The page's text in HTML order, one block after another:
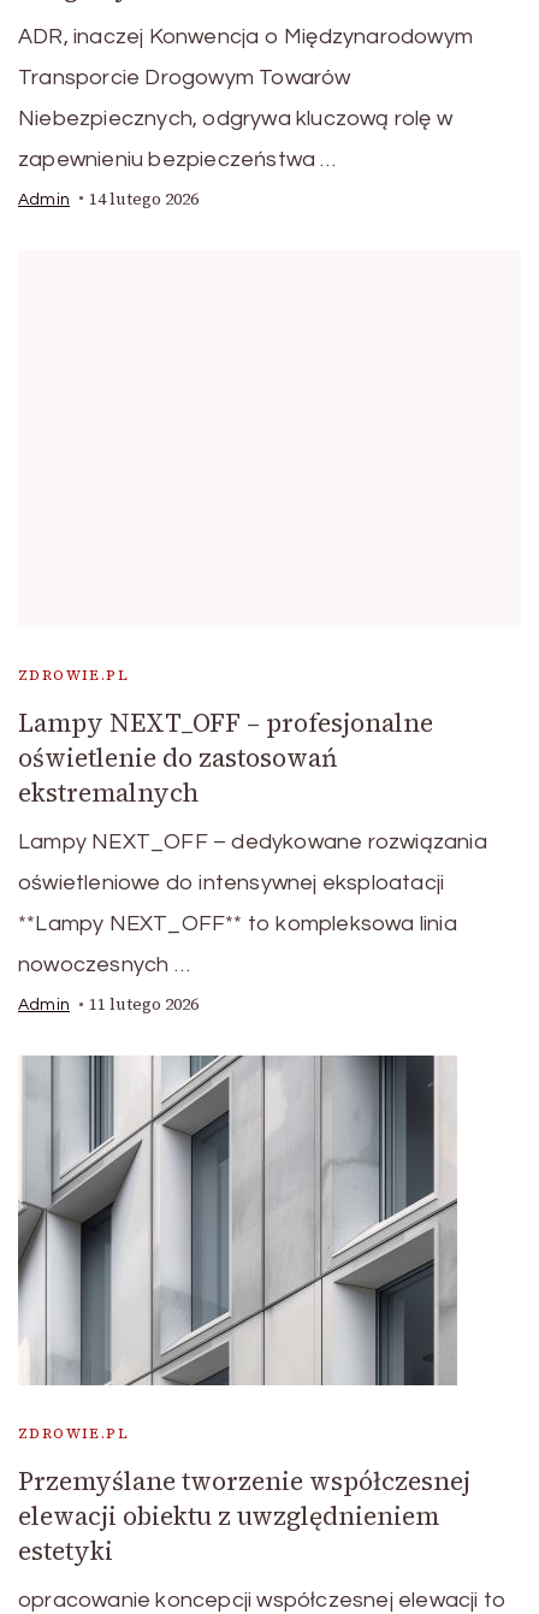
ADR, inaczej Konwencja o Międzynarodowym
Transporcie Drogowym Towarów
Niebezpiecznych, odgrywa kluczową rolę w
zapewnieniu bezpieczeństwa …
Admin 14 lutego 2026
ZDROWIE.PL
Lampy NEXT_OFF – profesjonalne
oświetlenie do zastosowań
ekstremalnych
Lampy NEXT_OFF – dedykowane rozwiązania
oświetleniowe do intensywnej eksploatacji
**Lampy NEXT_OFF** to kompleksowa linia
nowoczesnych …
Admin 11 lutego 2026
ZDROWIE.PL
Przemyślane tworzenie współczesnej
elewacji obiektu z uwzględnieniem
estetyki
opracowanie koncepcji współczesnej elewacji to